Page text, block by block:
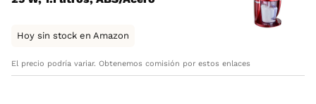
Hoy sin stock en Amazon
El precio podría variar. Obtenemos comisión por estos enlaces